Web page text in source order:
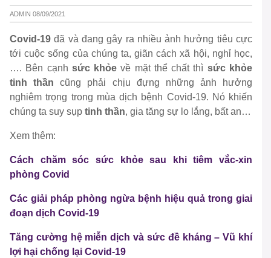
ADMIN 08/09/2021
Covid-19 đã và đang gây ra nhiều ảnh hưởng tiêu cực
tới cuộc sống của chúng ta, giãn cách xã hội, nghỉ học,
…. Bên cạnh sức khỏe về mặt thể chất thì sức khỏe
tinh thần cũng phải chịu đựng những ảnh hưởng
nghiêm trọng trong mùa dịch bệnh Covid-19. Nó khiến
chúng ta suy sụp tinh thần, gia tăng sự lo lắng, bất an…
Xem thêm:
Cách chăm sóc sức khỏe sau khi tiêm vắc-xin
phòng Covid
Các giải pháp phòng ngừa bệnh hiệu quả trong giai
đoạn dịch Covid-19
Tăng cường hệ miễn dịch và sức đề kháng – Vũ khí
lợi hại chống lại Covid-19